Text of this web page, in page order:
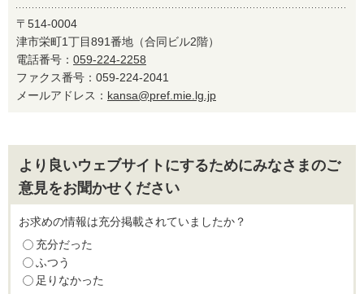
〒514-0004
津市栄町1丁目891番地（合同ビル2階）
電話番号： 059-224-2258
ファクス番号：059-224-2041
メールアドレス： kansa@pref.mie.lg.jp
より良いウェブサイトにするためにみなさまのご
意見をお聞かせください
お求めの情報は充分掲載されていましたか？
充分だった
ふつう
足りなかった